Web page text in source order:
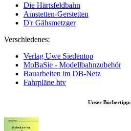
Die Härtsfeldbahn
Amstetten-Gerstetten
D'r Gähsmetzger
Verschiedenes:
Verlag Uwe Siedentop
MoBaSie - Modellbahnzubehör
Bauarbeiten im DB-Netz
Fahrpläne htv
Unser Büchertipp: